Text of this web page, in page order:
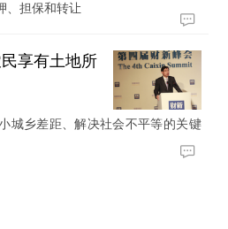
、担保和转让
享有土地所
城乡差距、解决社会不平等的关键